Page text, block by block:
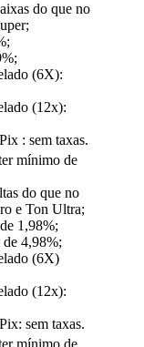
do que no
(6X):
(12x):
: sem taxas.
mínimo de
do que no
e Ton Ultra;
1,98%;
de 4,98%;
(6X)
(12x):
sem taxas.